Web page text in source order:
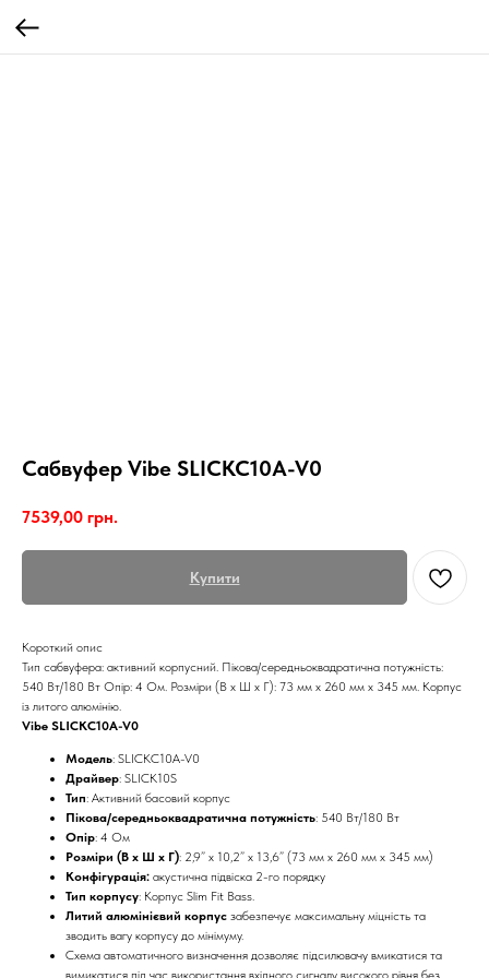
Сабвуфер Vibe SLICKC10A-V0
7539,00 грн.
Купити
Короткий опис
Тип сабвуфера: активний корпусний. Пікова/середньоквадратична потужність:
540 Вт/180 Вт Опір: 4 Ом. Розміри (В x Ш x Г): 73 мм x 260 мм x 345 мм. Корпус
із литого алюмінію.
Vibe SLICKC10A-V0
Модель: SLICKC10A-V0
Драйвер: SLICK10S
Тип: Активний басовий корпус
Пікова/середньоквадратична потужність: 540 Вт/180 Вт
Опір: 4 Ом
Розміри (В x Ш x Г): 2,9” x 10,2” x 13,6” (73 мм x 260 мм x 345 мм)
Конфігурація: акустична підвіска 2-го порядку
Тип корпусу: Корпус Slim Fit Bass.
Литий алюмінієвий корпус забезпечує максимальну міцність та
зводить вагу корпусу до мінімуму.
Схема автоматичного визначення дозволяє підсилювачу вмикатися та
вимикатися під час використання вхідного сигналу високого рівня без